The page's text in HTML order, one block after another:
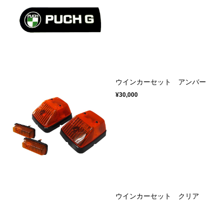
ウインカーセット アンバー
¥30,000
ウインカーセット クリア